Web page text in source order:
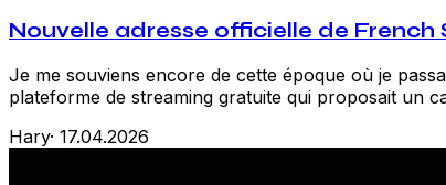
Nouvelle adresse officielle de
Je me souviens encore de cette époque où je
plateforme de streaming gratuite qui proposait un
Hary· 17.04.2026